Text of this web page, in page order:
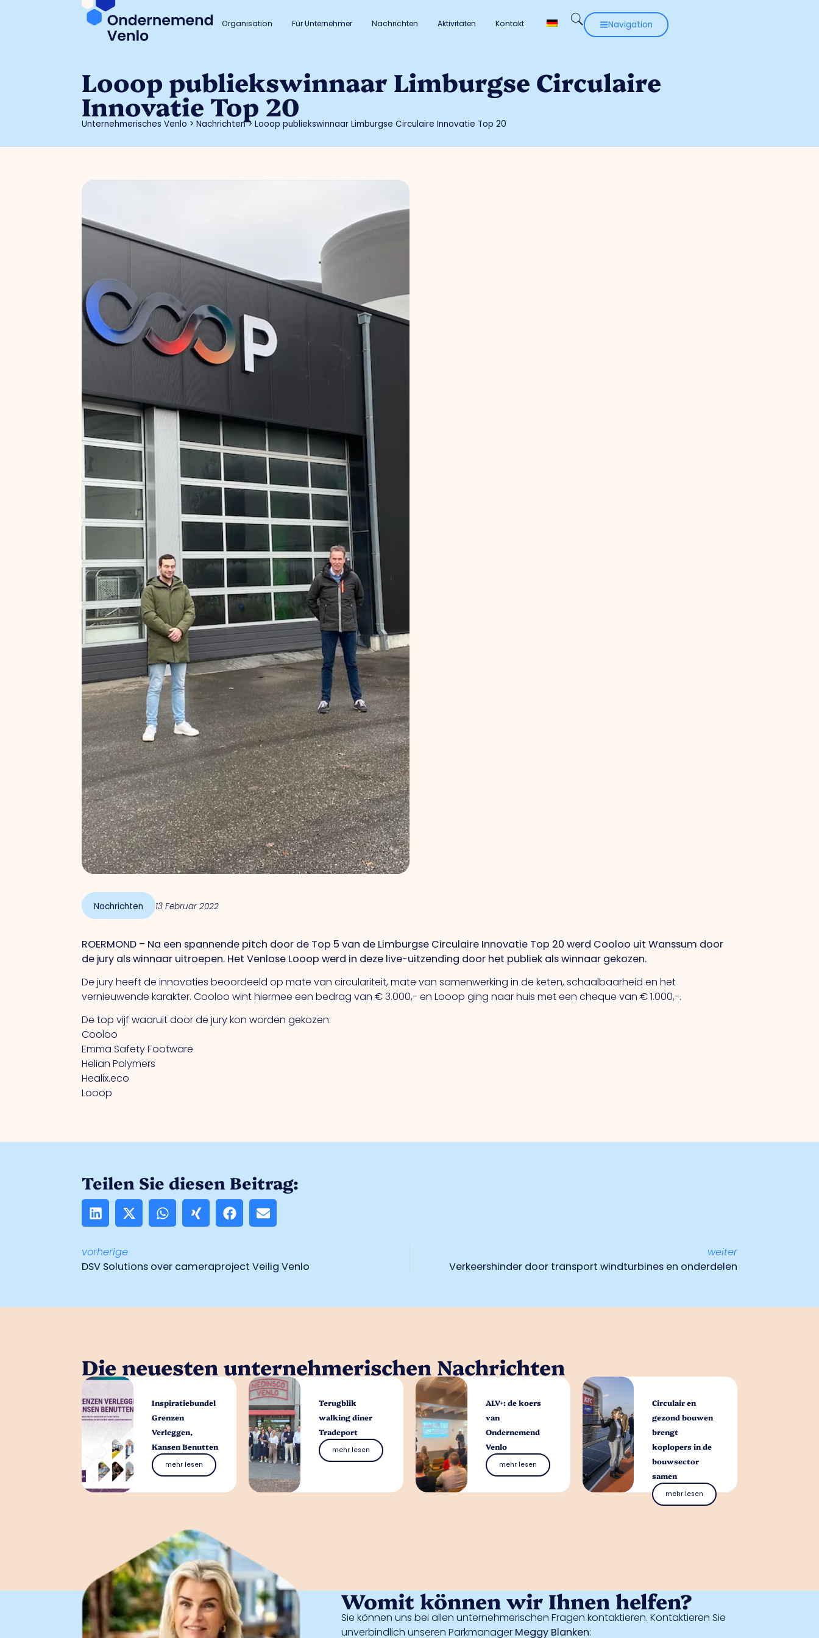
Organisation Für Unternehmer Nachrichten Aktivitäten Kontakt Navigation
Looop publiekswinnaar Limburgse Circulaire
Innovatie Top 20
Unternehmerisches Venlo >Nachrichten>Looop publiekswinnaar Limburgse Circulaire Innovatie Top 20
Nachrichten 13 Februar 2022
ROERMOND – Na een spannende pitch door de Top 5 van de Limburgse Circulaire Innovatie Top 20 werd Cooloo uit Wanssum door
de jury als winnaar uitroepen. Het Venlose Looop werd in deze live-uitzending door het publiek als winnaar gekozen.
De jury heeft de innovaties beoordeeld op mate van circulariteit, mate van samenwerking in de keten, schaalbaarheid en het
vernieuwende karakter. Cooloo wint hiermee een bedrag van € 3.000,- en Looop ging naar huis met een cheque van € 1.000,-.
De top vijf waaruit door de jury kon worden gekozen:
Cooloo
Emma Safety Footware
Helian Polymers
Healix.eco
Looop
Teilen Sie diesen Beitrag:
vorherige
DSV Solutions over cameraproject Veilig Venlo
weiter
Verkeershinder door transport windturbines en onderdelen
Die neuesten unternehmerischen Nachrichten
Inspiratiebundel
Grenzen
Verleggen,
Kansen Benutten
mehr lesen
Terugblik
walking diner
Tradeport
mehr lesen
ALV+: de koers
van
Ondernemend
Venlo
mehr lesen
Circulair en
gezond bouwen
brengt
koplopers in de
bouwsector
samen
mehr lesen
Womit können wir Ihnen helfen?
Sie können uns bei allen unternehmerischen Fragen kontaktieren. Kontaktieren Sie
unverbindlich unseren Parkmanager Meggy Blanken: